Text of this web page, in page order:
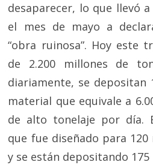
desaparecer, lo que llevó
el mes de mayo a
“obra ruinosa”. Hoy este
de 2.200 millones de
diariamente, se depositan
material que equivale a
de alto tonelaje por día.
que fue diseñado para
y se están depositando 175